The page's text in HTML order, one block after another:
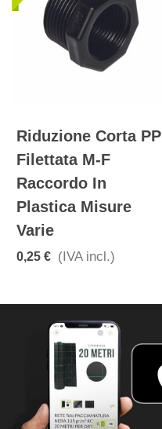
Riduzione Corta PP
Filettata M-F
Raccordo In
Plastica Misure
Varie
0,25 € (IVA incl.)